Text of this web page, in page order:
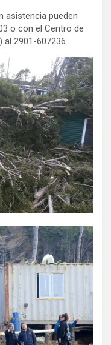
asistencia pueden
o con el Centro de
2901-607236.